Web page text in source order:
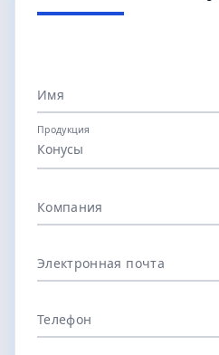
Имя
Конусы
Продукция
Компания
Электронная почта
Телефон